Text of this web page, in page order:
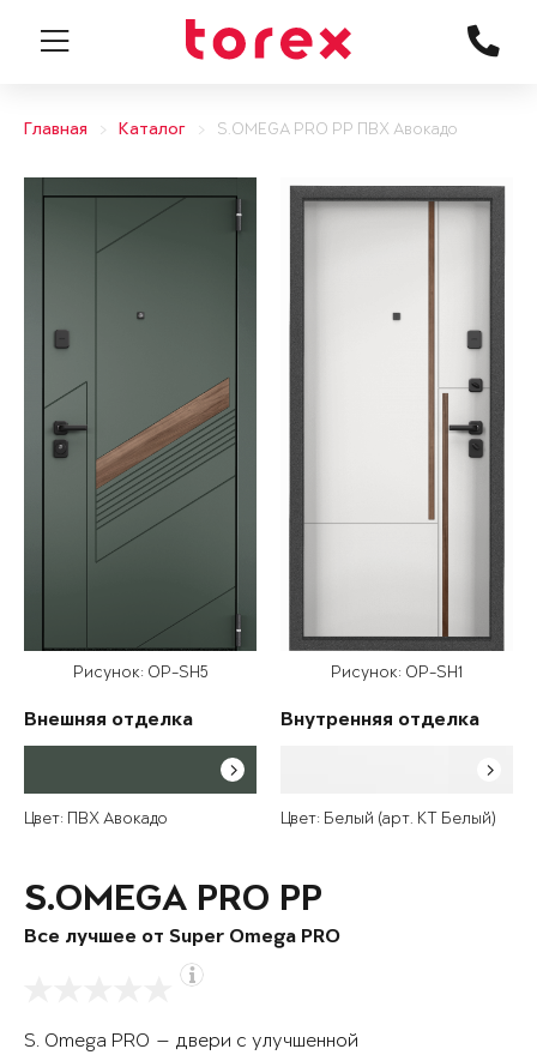
Главная Каталог S.OMEGA PRO PP ПВХ Авокадо
Рисунок: OP-SH5
Внешняя отделка
Цвет: ПВХ Авокадо
Рисунок: OP-SH1
Внутренняя отделка
Цвет: Белый (арт. КТ Белый)
S.OMEGA PRO PP
Все лучшее от Super Omega PRO
S. Omega PRO — двери с улучшенной